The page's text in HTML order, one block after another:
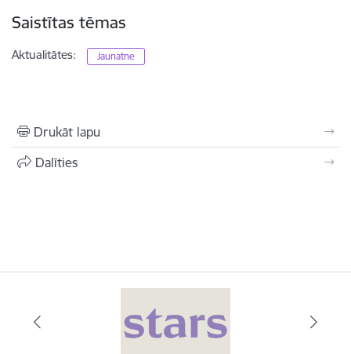
Saistītas tēmas
Aktualitātes: Jaunatne
Drukāt lapu
Dalīties